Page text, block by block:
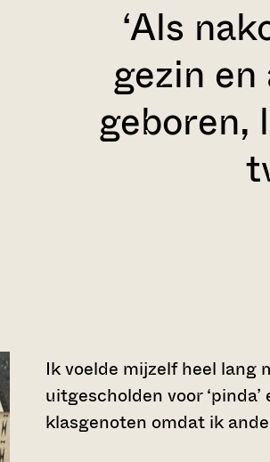
‘Als
gezin
geboren,
Ik voelde mijzelf heel lang
uitgescholden voor
klasgenoten omdat ik